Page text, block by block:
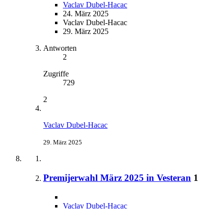
Vaclav Dubel-Hacac
24. März 2025
Vaclav Dubel-Hacac
29. März 2025
Antworten
2
Zugriffe
729
2
Vaclav Dubel-Hacac
29. März 2025
Premijerwahl März 2025 in Vesteran 1
Vaclav Dubel-Hacac